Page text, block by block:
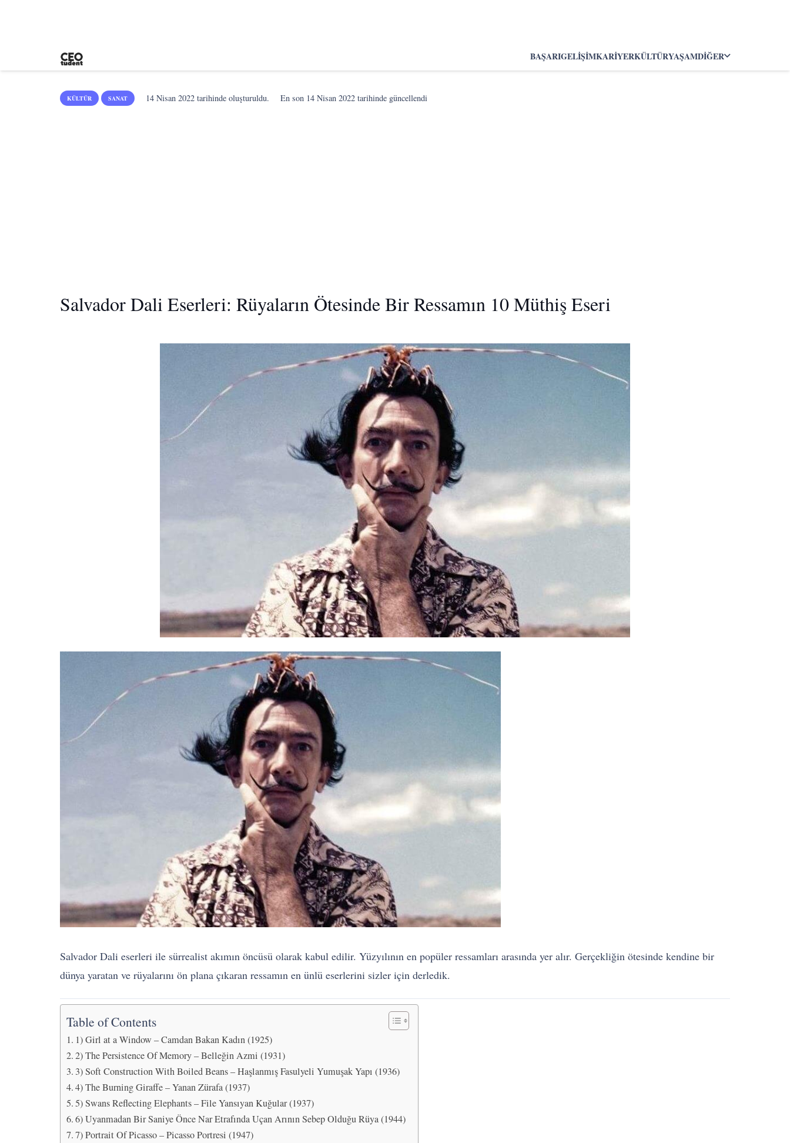
BAŞARIGELIŞIMKARIYERKÜLTÜRYAŞAMDIĞER
KÜLTÜR SANAT 14 Nisan 2022 tarihinde oluşturuldu. En son 14 Nisan 2022 tarihinde güncellendi
Salvador Dali Eserleri: Rüyaların Ötesinde Bir Ressamın 10 Müthiş Eseri
Salvador Dali eserleri ile sürrealist akımın öncüsü olarak kabul edilir. Yüzyılının en popüler ressamları arasında yer alır. Gerçekliğin ötesinde kendine bir
dünya yaratan ve rüyalarını ön plana çıkaran ressamın en ünlü eserlerini sizler için derledik.
Table of Contents
1) Girl at a Window – Camdan Bakan Kadın (1925)
2) The Persistence Of Memory – Belleğin Azmi (1931)
3) Soft Construction With Boiled Beans – Haşlanmış Fasulyeli Yumuşak Yapı (1936)
4) The Burning Giraffe – Yanan Zürafa (1937)
5) Swans Reflecting Elephants – File Yansıyan Kuğular (1937)
6) Uyanmadan Bir Saniye Önce Nar Etrafında Uçan Arının Sebep Olduğu Rüya (1944)
7) Portrait Of Picasso – Picasso Portresi (1947)